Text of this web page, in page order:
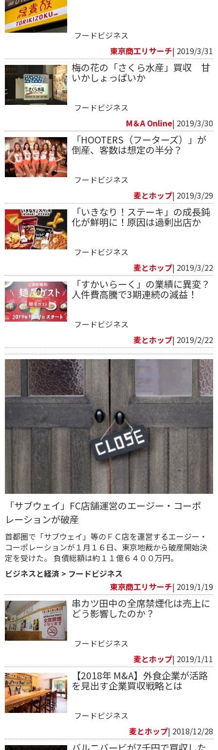
フードビジネス
東京商工リサーチ| 2019/3/31
梅の花の「さくら水産」買収 甘
いかしょっぱいか
フードビジネス
M＆A Online| 2019/3/30
「HOOTERS（フーターズ）」が
倒産、客数は想定の半分？
フードビジネス
麦とホップ| 2019/3/29
「いきなり！ステーキ」の成長鈍
化が鮮明に！原因は過剰出店か
フードビジネス
麦とホップ| 2019/3/22
「すかいらーく」の業績に異変？
人件費高騰で3期連続の減益！
フードビジネス
麦とホップ| 2019/2/22
「サブウェイ」FC店舗運営のエージー・コーポ
レーションが破産
首都圏で「サブウェイ」等のＦＣ店を運営するエージー・
コーポレーションが１月１６日、東京地裁から破産開始決
定を受けた。 負債総額は約１１億６４００万円。
ビジネスと経済 > フードビジネス
東京商工リサーチ| 2019/1/19
串カツ田中の全席禁煙化は売上に
どう影響したのか？
フードビジネス
麦とホップ| 2019/1/11
【2018年 M&A】外食企業が活路
を見出す企業買収戦略とは
フードビジネス
麦とホップ| 2018/12/28